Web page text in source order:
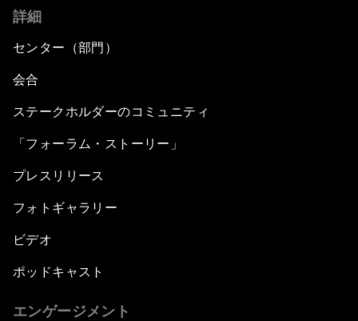
詳細
センター（部門）
会合
ステークホルダーのコミュニティ
「フォーラム・ストーリー」
プレスリリース
フォトギャラリー
ビデオ
ポッドキャスト
エンゲージメント